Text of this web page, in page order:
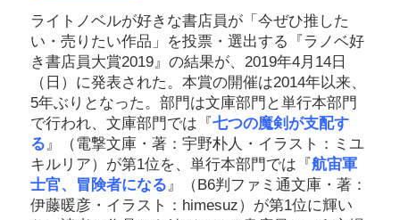
ライトノベルが好きな書店員が「今ぜひ推した
い・売りたい作品」を投票・選出する『ラノベ好
き書店員大賞2019』の結果が、2019年4月14日
（日）に発表された。本賞の開催は2014年以来、
5年ぶりとなった。部門は文庫部門と単行本部門
で行われ、文庫部門では『 七つの魔剣が支配す
る』（電撃文庫・著：宇野朴人・イラスト：ミユ
キルリア）が第1位を、単行本部門では『 航宙軍
士官、冒険者になる』（B6判ファミ通文庫・著：
伊藤暖彦・イラスト：himesuz）が第1位に輝い